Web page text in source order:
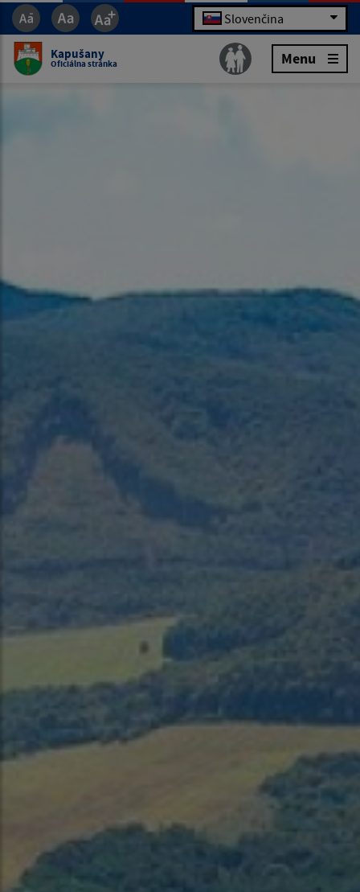
Slovenčina
Kapušany
Oficiálna stránka Menu